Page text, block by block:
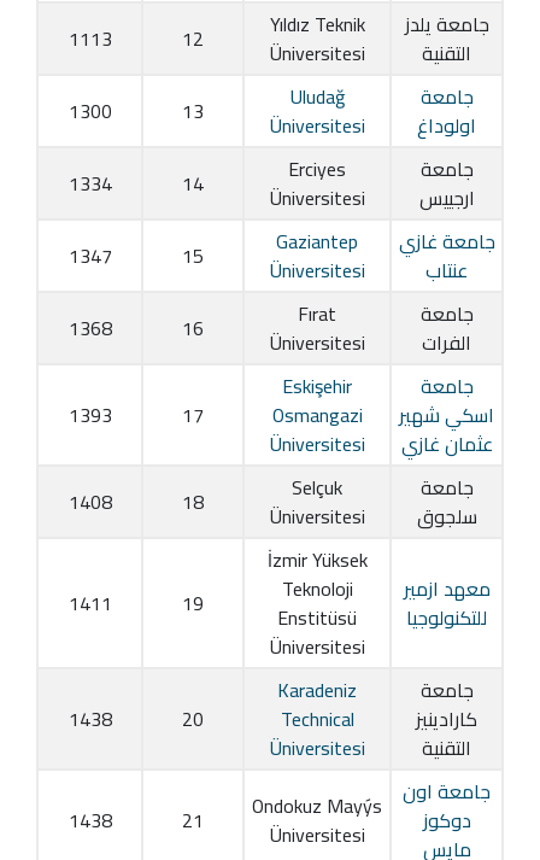
جامعة يلدز
التقنية
Yıldız Teknik
Üniversitesi
12
1113
جامعة
اولوداغ
Uludağ
Üniversitesi
13
1300
جامعة
ارجييس
Erciyes
Üniversitesi
14
1334
جامعة غازي
عنتاب
Gaziantep
Üniversitesi
15
1347
جامعة
الفرات
Fırat
Üniversitesi
16
1368
جامعة
اسكي شهير
عثمان غازي
Eskişehir
Osmangazi
Üniversitesi
17
1393
جامعة
سلجوق
Selçuk
Üniversitesi
18
1408
معهد ازمير
للتكنولوجيا
İzmir Yüksek
Teknoloji
Enstitüsü
Üniversitesi
19
1411
جامعة
كارادينيز
التقنية
Karadeniz
Technical
Üniversitesi
20
1438
جامعة اون
دوكوز
مايس
Ondokuz Mayýs
Üniversitesi
21
1438